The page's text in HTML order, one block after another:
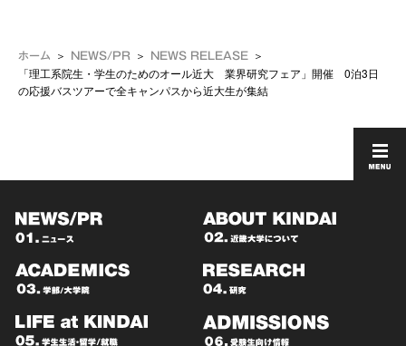
ホーム NEWS/PR NEWS RELEASE
「理工系院生・学生のためのオール近大 業界研究フェア」開催 0泊3日
の応援バスツアーで全キャンパスから近大生が集結